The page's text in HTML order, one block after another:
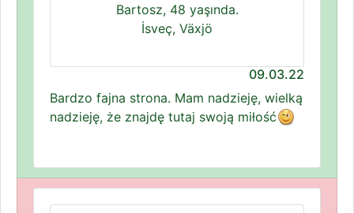
Bartosz, 48 yaşında.
İsveç, Växjö
09.03.22
Bardzo fajna strona. Mam nadzieję, wielką
nadzieję, że znajdę tutaj swoją miłość